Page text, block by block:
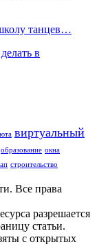
танцев…
в
виртуальный
образование окна
строительство
Все права
разрешается
статьи.
с открытых